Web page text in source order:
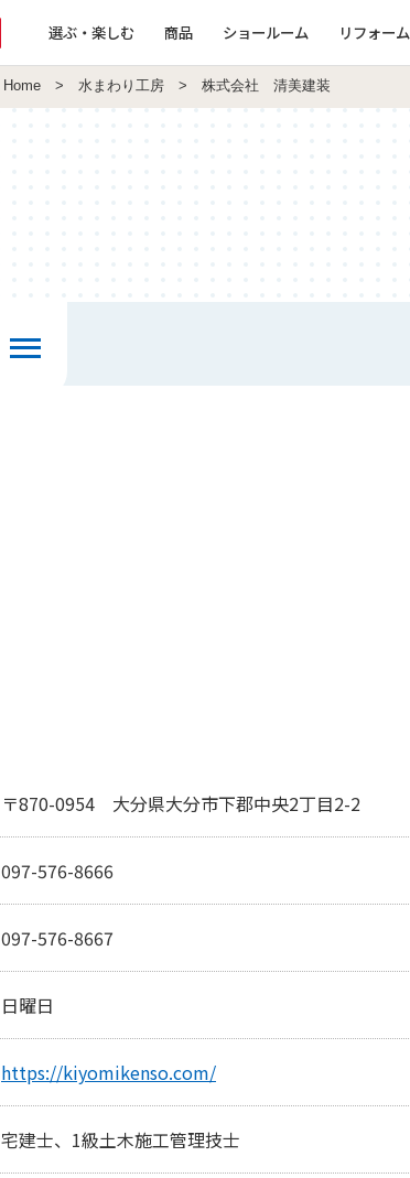
選ぶ・楽しむ 商品 ショールーム リフォーム
Home > 水まわり工房 > 株式会社 清美建装
〒870-0954 大分県大分市下郡中央2丁目2-2
097-576-8666
097-576-8667
日曜日
https://kiyomikenso.com/
宅建士、1級土木施工管理技士